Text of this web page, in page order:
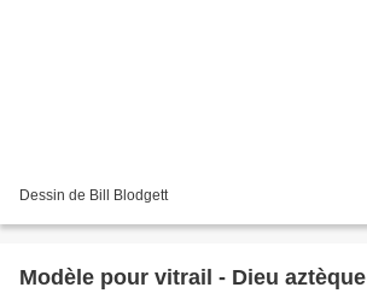
Dessin de Bill Blodgett
Modèle pour vitrail - Dieu aztèque